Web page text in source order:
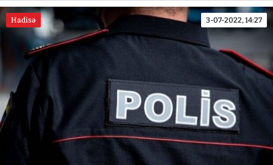
Hadisə 3-07-2022, 14:27